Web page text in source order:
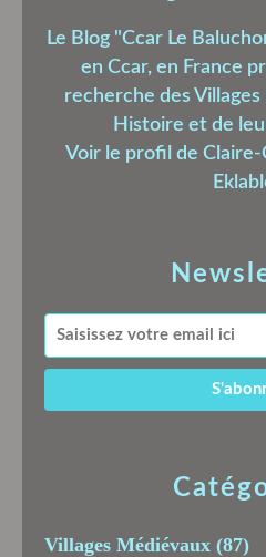
Villages Médiévaux (87)
Le Blog "Ccar Le
en Ccar, en France
recherche des
Histoire et de
Voir le profil de Claire-